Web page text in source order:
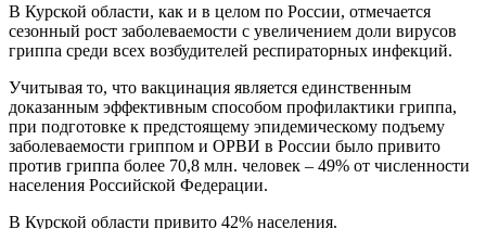
В Курской области, как и в целом по России, отмечается
сезонный рост заболеваемости с увеличением доли вирусов
гриппа среди всех возбудителей респираторных инфекций.
Учитывая то, что вакцинация является единственным
доказанным эффективным способом профилактики гриппа,
при подготовке к предстоящему эпидемическому подъему
заболеваемости гриппом и ОРВИ в России было привито
против гриппа более 70,8 млн. человек – 49% от численности
населения Российской Федерации.
В Курской области привито 42% населения.